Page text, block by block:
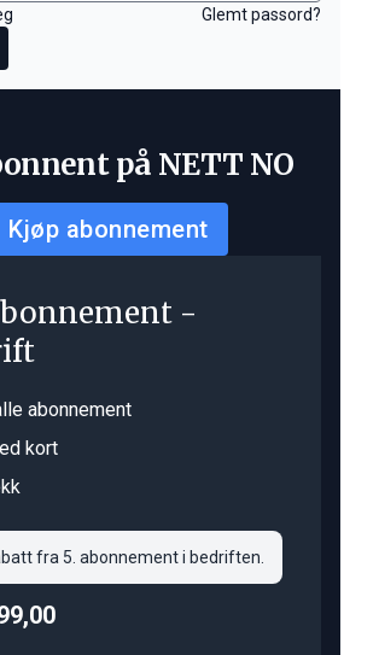
Glemt passord?
på NETT NO
Kjøp abonnement
-
abonnement
kort
fra 5. abonnement i bedriften.